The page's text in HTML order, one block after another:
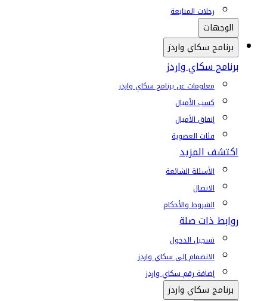
رحلات المتابعة
الوجهات
برنامج سكاي واردز
برنامج سكاي واردز
معلومات عن برنامج سكاي واردز
كسب الأميال
إنفاق الأميال
فئات العضوية
اكتشف المزيد
الأسئلة الشائعة
الاتصال
الشروط والأحكام
روابط ذات صلة
تسجيل الدخول
الانضمام إلى سكاي واردز
إضافة رقم سكاي واردز
برنامج سكاي واردز